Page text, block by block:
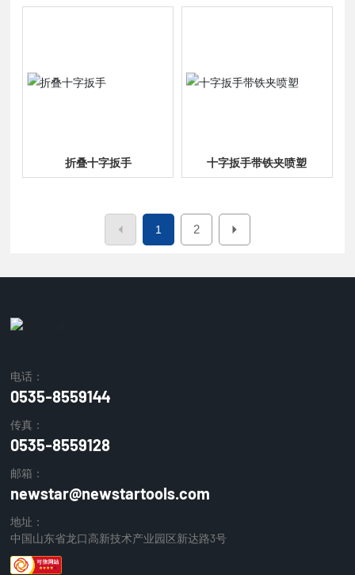
折叠十字扳手 十字扳手带铁夹喷塑
1 2
电话：
0535-8559144
传真：
0535-8559128
邮箱：
newstar@newstartools.com
地址：
中国山东省龙口高新技术产业园区新达路3号